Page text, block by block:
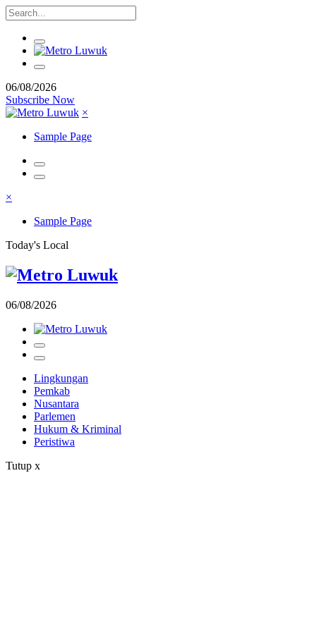
06/08/2026
Subscribe Now
×
Sample Page
×
Sample Page
Today's Local
06/08/2026
Lingkungan
Pemkab
Nusantara
Parlemen
Hukum & Kriminal
Peristiwa
Tutup x